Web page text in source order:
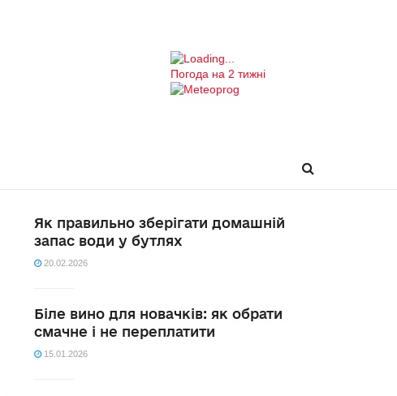
Погода на 2 тижні
Як правильно зберігати домашній
запас води у бутлях
20.02.2026
Біле вино для новачків: як обрати
смачне і не переплатити
15.01.2026